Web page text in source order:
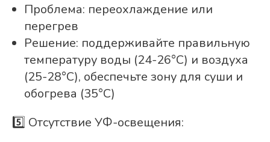
Проблема: переохлаждение или
перегрев
Решение: поддерживайте правильную
температуру воды (24-26°C) и воздуха
(25-28°C), обеспечьте зону для суши и
обогрева (35°C)
5️⃣ Отсутствие УФ-освещения: